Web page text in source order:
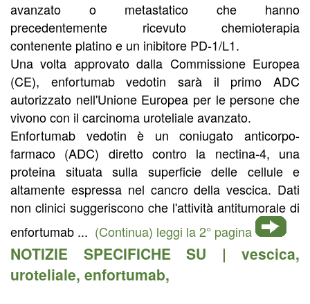
avanzato o metastatico che hanno
precedentemente ricevuto chemioterapia
contenente platino e un inibitore PD-1/L1.
Una volta approvato dalla Commissione Europea
(CE), enfortumab vedotin sarà il primo ADC
autorizzato nell'Unione Europea per le persone che
vivono con il carcinoma uroteliale avanzato.
Enfortumab vedotin è un coniugato anticorpo-
farmaco (ADC) diretto contro la nectina-4, una
proteina situata sulla superficie delle cellule e
altamente espressa nel cancro della vescica. Dati
non clinici suggeriscono che l'attività antitumorale di
enfortumab ... (Continua) leggi la 2° pagina
NOTIZIE SPECIFICHE SU | vescica,
uroteliale, enfortumab,